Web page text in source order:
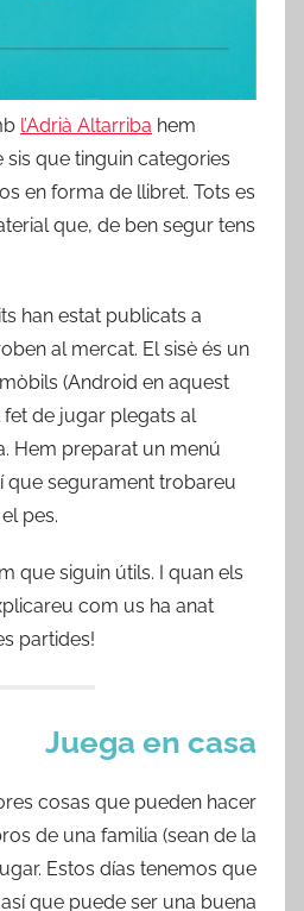
l’Adrià Altarriba hem
que tinguin categories
en forma de llibret. Tots es
que, de ben segur tens
han estat publicats a
al mercat. El sisè és un
(Android en aquest
de jugar plegats al
Hem preparat un menú
que segurament trobareu
pes.
que siguin útils. I quan els
com us ha anat
partides!
Juega en casa
cosas que pueden hacer
de una familia (sean de la
Estos días tenemos que
que puede ser una buena